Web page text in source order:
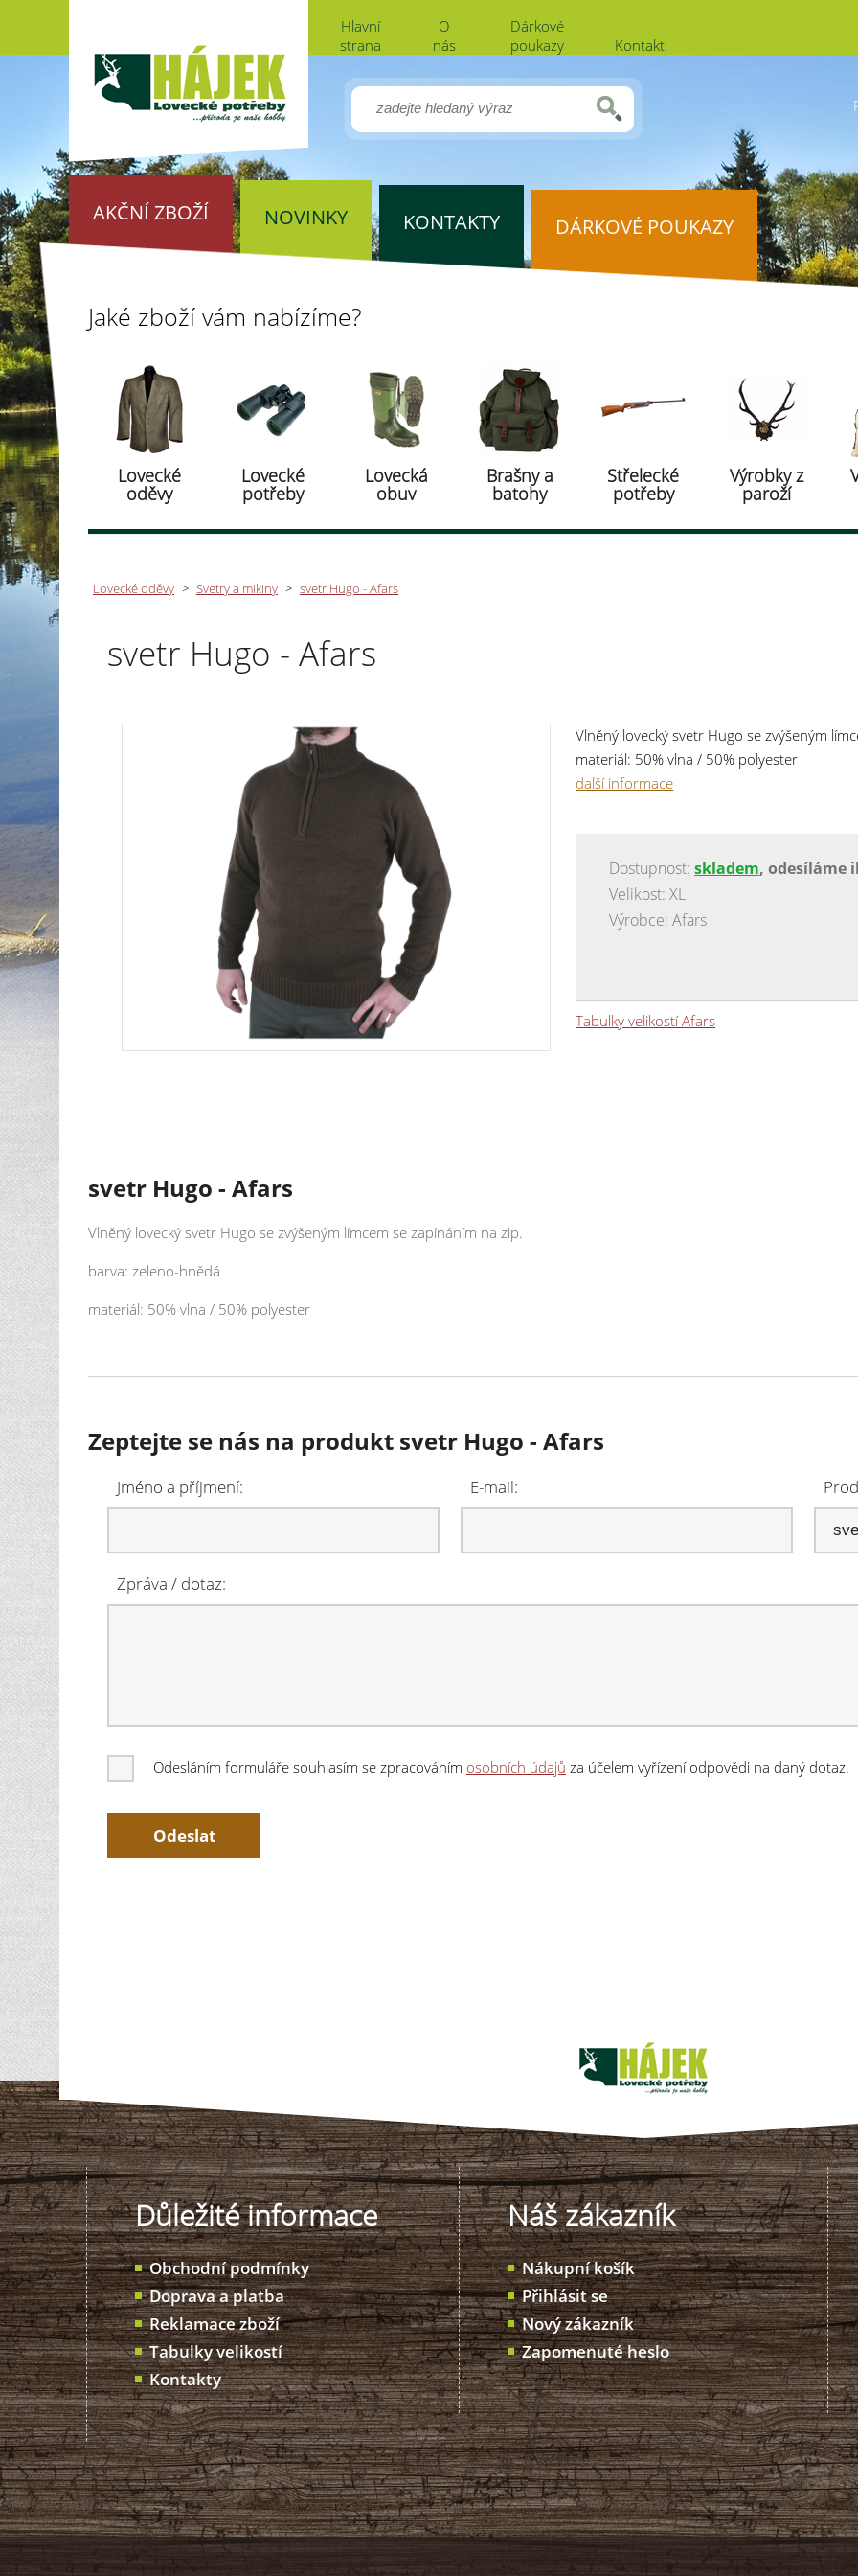
Hlavní
strana
O
nás
Dárkové
poukazy
Kontakt
AKČNÍ ZBOŽÍ NOVINKY KONTAKTY DÁRKOVÉ POUKAZY
Jaké zboží vám nabízíme?
Lovecké
oděvy
Lovecké
potřeby
Lovecká
obuv
Brašny a
batohy
Střelecké
potřeby
Výrobky z
paroží
Lovecké oděvy > Svetry a mikiny > svetr Hugo - Afars
svetr Hugo - Afars
Vlněný lovecký svetr Hugo se zvýšeným
materiál: 50% vlna / 50% polyester
další informace
Dostupnost:skladem, odesíláme
Velikost: XL
Výrobce: Afars
Tabulky velikostí Afars
svetr Hugo - Afars
Vlněný lovecký svetr Hugo se zvýšeným límcem se zapínáním na zip.
barva: zeleno-hnědá
materiál: 50% vlna / 50% polyester
Zeptejte se nás na produkt svetr Hugo - Afars
Jméno a příjmení: E-mail:
Zpráva / dotaz:
Odesláním formuláře souhlasím se zpracováním osobních údajů za účelem vyřízení odpovědi na daný dotaz.
Důležité informace
Obchodní podmínky
Doprava a platba
Reklamace zboží
Tabulky velikostí
Kontakty
Náš zákazník
Nákupní košík
Přihlásit se
Nový zákazník
Zapomenuté heslo